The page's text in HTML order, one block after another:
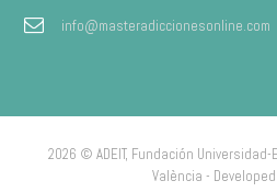
info@masteradiccionesonline.com
2026 © ADEIT, Fundación
València -